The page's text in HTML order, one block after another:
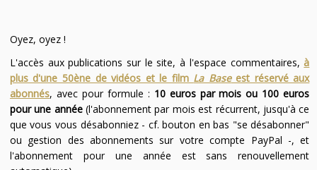
Oyez, oyez !
L'accès aux publications sur le site, à l'espace commentaires,à
plus d'une 50ène de vidéos et le film La Baseest réservé aux
abonnés, avec pour formule : 10 euros par mois ou 100 euros
pour une année(l'abonnement par mois est récurrent, jusqu'à ce
que vous vous désabonniez - cf. bouton en bas "se désabonner"
ou gestion des abonnements sur votre compte PayPal -, et
l'abonnement pour une année est sans renouvellement